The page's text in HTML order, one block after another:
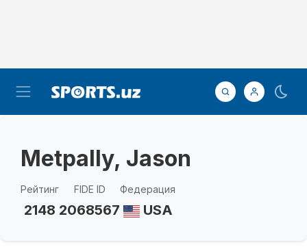
Metpally, Jason
Рейтинг
2148
FIDE ID
2068567
Федерация
USA